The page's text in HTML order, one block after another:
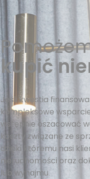
kupić
Jeśli kwestia
kompleksowe
wstępnie oszacować
koszty związane ze
dzięki któremu nasi
nieruchomości oraz
lub wynajmu.